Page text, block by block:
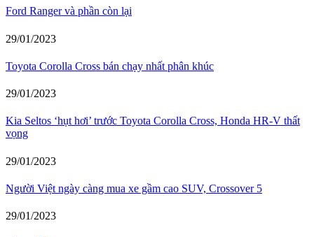
Ford Ranger và phần còn lại
29/01/2023
Toyota Corolla Cross bán chạy nhất phân khúc
29/01/2023
Kia Seltos ‘hụt hơi’ trước Toyota Corolla Cross, Honda HR-V thất
vọng
29/01/2023
Người Việt ngày càng mua xe gầm cao SUV, Crossover 5
29/01/2023